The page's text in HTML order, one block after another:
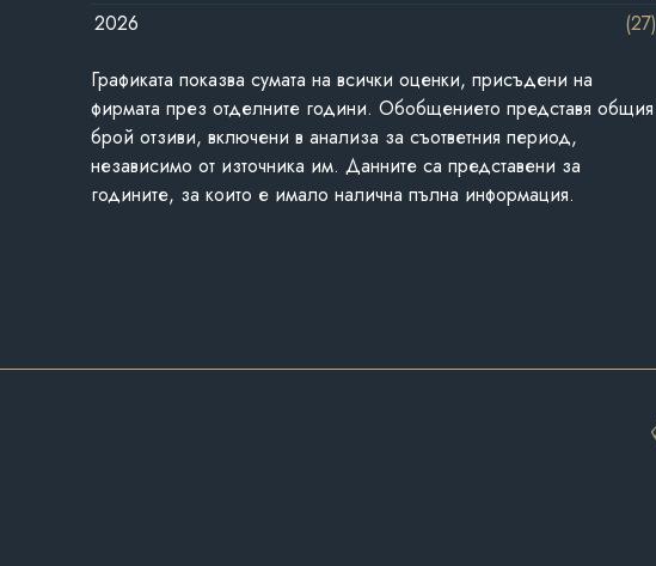
2026
(27)
Графиката показва сумата на всички оценки, присъдени на
фирмата през отделните години. Обобщението представя общия
брой отзиви, включени в анализа за съответния период,
независимо от източника им. Данните са представени за
годините, за които е имало налична пълна информация.